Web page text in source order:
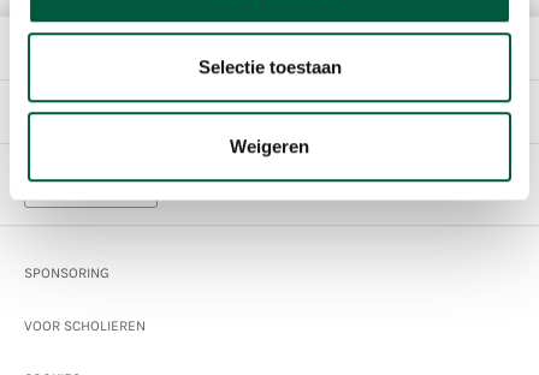
Selectie toestaan
Weigeren
DIRECT NAAR
Nederlands
Footer
SPONSORING
VOOR SCHOLIEREN